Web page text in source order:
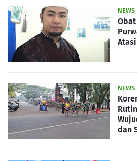
NEWS
NEWS
dan